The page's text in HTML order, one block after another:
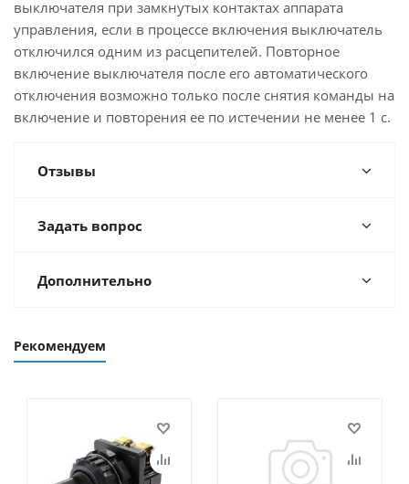
выключателя при замкнутых контактах аппарата
управления, если в процессе включения выключатель
отключился одним из расцепителей. Повторное
включение выключателя после его автоматического
отключения возможно только после снятия команды на
включение и повторения ее по истечении не менее 1 с.
Отзывы
Задать вопрос
Дополнительно
Рекомендуем